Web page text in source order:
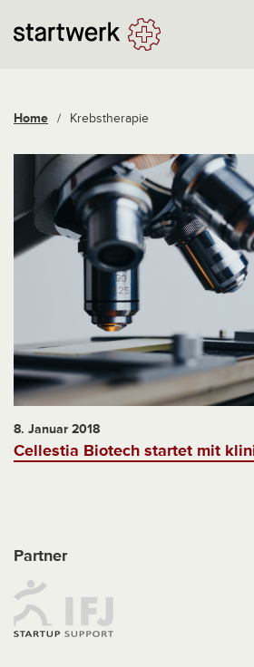
Home / Krebstherapie
8. Januar 2018
Cellestia Biotech startet mit
Partner